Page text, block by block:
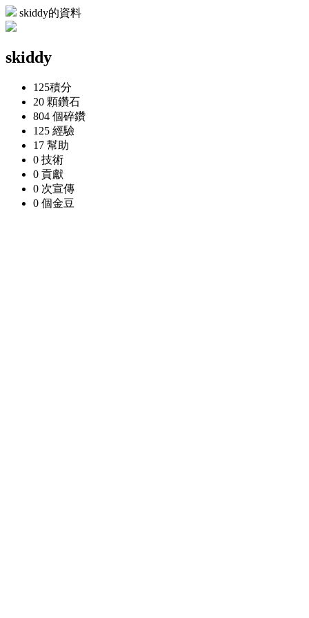
skiddy的資料
skiddy
125積分
20 顆鑽石
804 個碎鑽
125 經驗
17 幫助
0 技術
0 貢獻
0 次宣傳
0 個金豆